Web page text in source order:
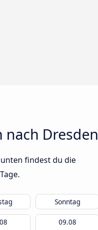
Dresden
findest du die
Sonntag
09.08